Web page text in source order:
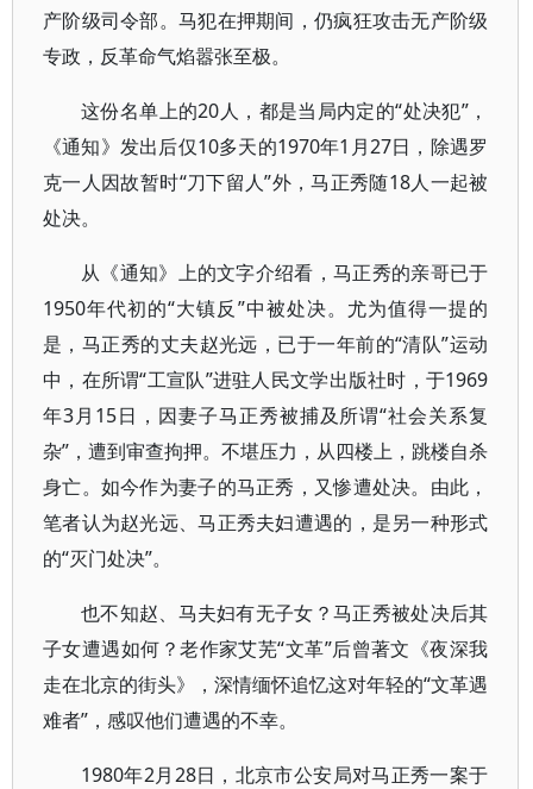
产阶级司令部。马犯在押期间，仍疯狂攻击无产阶级
专政，反革命气焰嚣张至极。
这份名单上的20人，都是当局内定的“处决犯”，
《通知》发出后仅10多天的1970年1月27日，除遇罗
克一人因故暂时“刀下留人”外，马正秀随18人一起被
处决。
从《通知》上的文字介绍看，马正秀的亲哥已于
1950年代初的“大镇反”中被处决。尤为值得一提的
是，马正秀的丈夫赵光远，已于一年前的“清队”运动
中，在所谓“工宣队”进驻人民文学出版社时，于1969
年3月15日，因妻子马正秀被捕及所谓“社会关系复
杂”，遭到审查拘押。不堪压力，从四楼上，跳楼自杀
身亡。如今作为妻子的马正秀，又惨遭处决。由此，
笔者认为赵光远、马正秀夫妇遭遇的，是另一种形式
的“灭门处决”。
也不知赵、马夫妇有无子女？马正秀被处决后其
子女遭遇如何？老作家艾芜“文革”后曾著文《夜深我
走在北京的街头》，深情缅怀追忆这对年轻的“文革遇
难者”，感叹他们遭遇的不幸。
1980年2月28日，北京市公安局对马正秀一案于